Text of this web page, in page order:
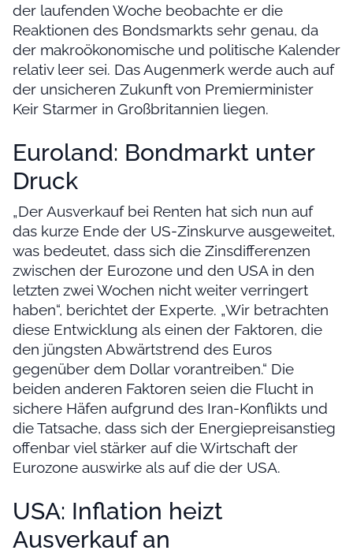
der laufenden Woche beobachte er die
Reaktionen des Bondsmarkts sehr genau, da
der makroökonomische und politische Kalender
relativ leer sei. Das Augenmerk werde auch auf
der unsicheren Zukunft von Premierminister
Keir Starmer in Großbritannien liegen.
Euroland: Bondmarkt unter
Druck
„Der Ausverkauf bei Renten hat sich nun auf
das kurze Ende der US-Zinskurve ausgeweitet,
was bedeutet, dass sich die Zinsdifferenzen
zwischen der Eurozone und den USA in den
letzten zwei Wochen nicht weiter verringert
haben“, berichtet der Experte. „Wir betrachten
diese Entwicklung als einen der Faktoren, die
den jüngsten Abwärtstrend des Euros
gegenüber dem Dollar vorantreiben.“ Die
beiden anderen Faktoren seien die Flucht in
sichere Häfen aufgrund des Iran-Konflikts und
die Tatsache, dass sich der Energiepreisanstieg
offenbar viel stärker auf die Wirtschaft der
Eurozone auswirke als auf die der USA.
USA: Inflation heizt
Ausverkauf an